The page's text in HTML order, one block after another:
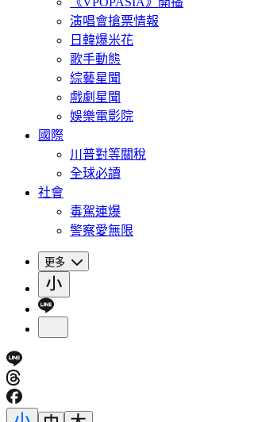
演唱會搶票情報
日韓爆米花
歌手動態
綜藝星聞
戲劇星聞
娛樂電影院
國際
川普對等關稅
全球必讀
社會
毒駕連爆
警察愛無限
更多